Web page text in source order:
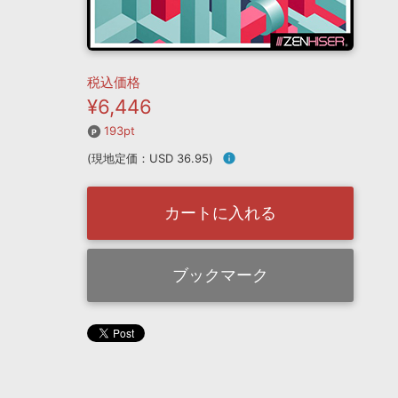
税込価格
¥6,446
193pt
(現地定価：USD 36.95)
info
カートに入れる
ブックマーク